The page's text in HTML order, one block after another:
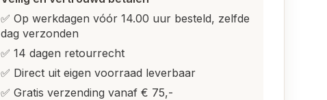
✅ Op werkdagen vóór 14.00 uur besteld, zelfde
dag verzonden
✅ 14 dagen retourrecht
✅ Direct uit eigen voorraad leverbaar
✅ Gratis verzending vanaf € 75,-